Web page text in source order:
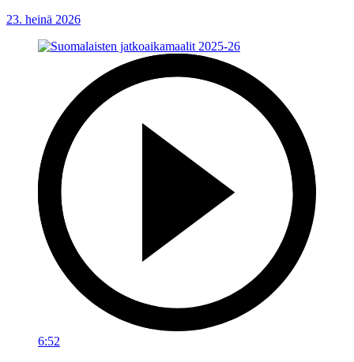
23. heinä 2026
6:52